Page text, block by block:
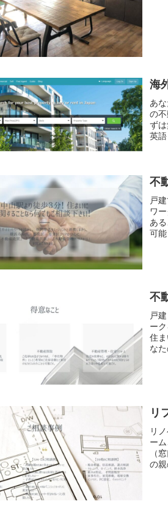
海
あ
の
ず
英
不
戸
ワ
あ
可
不
戸
ー
住
な
リ
リ
ー
（
の